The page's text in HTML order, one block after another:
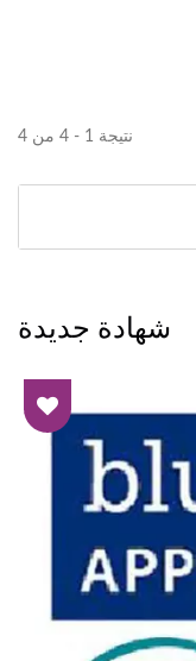
نتيجة 1 - 4 من 4
شهادة جديدة